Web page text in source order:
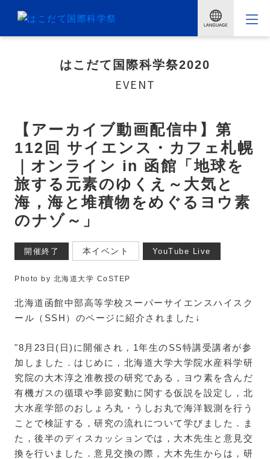
はこだて国際科学祭2020
EVENT
【アーカイブ動画配信中】第
112回 サイエンス・カフェ札幌
｜オンライン in 函館「地球を
旅する元素のゆくえ～大気と
海，海と堆積物をめぐるヨウ素
のナゾ～」
開催終了 本イベント YouTube Live
Photo by 北海道大学 CoSTEP
北海道函館中部高等学校スーパーサイエンスハイスク
ール（SSH）のページに紹介されました↓
"8月23日(日)に開催され，1年生のSS特講受講者が参
加しました．はじめに，北海道大学大学院水産科学研
究院の大木淳之准教授の研究である，ヨウ素を含んだ
有機ガスの循環や季節変動に関する仮説を設定し，北
大水産学部のおしょろ丸・うしお丸で海洋観測を行う
ことで検証する，研究の流れについて学びました．ま
た，後半のディスカッションでは，大木先生と意見交
換を行いました．意見交換の際，大木先生からは，研